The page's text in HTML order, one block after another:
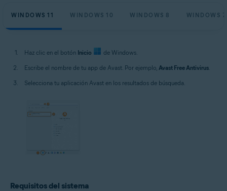
WINDOWS 11 WINDOWS 10 WINDOWS 8 WINDOWS 7
Haz clic en el botón Inicio
de Windows.
Escribe el nombre de tu app de Avast. Por ejemplo, Avast Free Antivirus.
Selecciona tu aplicación Avast en los resultados de búsqueda.
Requisitos del sistema